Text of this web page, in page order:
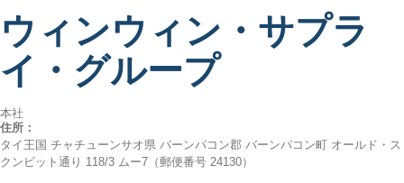
ウィンウィン・サプラ
イ・グループ
本社
住所：
タイ王国 チャチューンサオ県 バーンパコン郡 バーンパコン町 オールド・ス
クンビット通り 118/3 ムー7（郵便番号 24130）